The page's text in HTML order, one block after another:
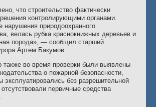
что строительство фактически
контролирующими органами.
нарушения природоохранного
велась рубка краснокнижных деревьев и
порода», — сообщил старший
Артем Бакумов.
также во время проверки были выявлены
о пожарной безопасности,
эксплуатировались без разрешительной
первичные средства